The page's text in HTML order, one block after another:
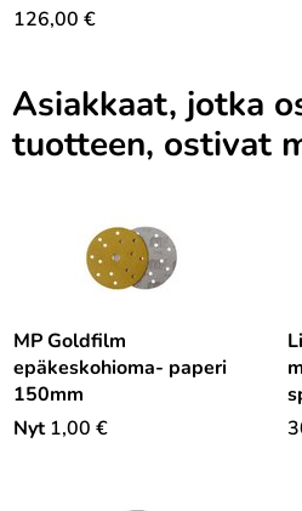
126,00 €
Asiakkaat, jotka
tuotteen, ostivat
MP Goldfilm
epäkeskohioma- paperi
150mm
Nyt 1,00 €